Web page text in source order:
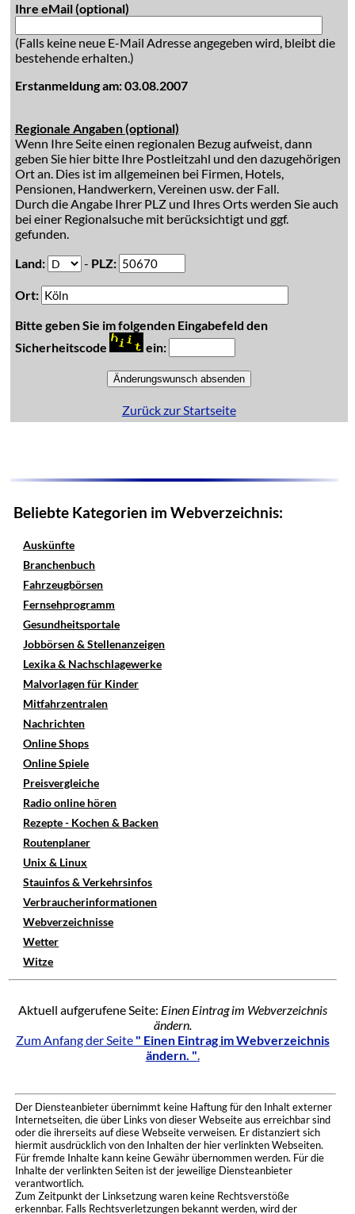
Ihre eMail (optional)
(Falls keine neue E-Mail Adresse angegeben wird, bleibt die
bestehende erhalten.)
Erstanmeldung am: 03.08.2007
Regionale Angaben (optional)
Wenn Ihre Seite einen regionalen Bezug aufweist, dann
geben Sie hier bitte Ihre Postleitzahl und den dazugehörigen
Ort an. Dies ist im allgemeinen bei Firmen, Hotels,
Pensionen, Handwerkern, Vereinen usw. der Fall.
Durch die Angabe Ihrer PLZ und Ihres Orts werden Sie auch
bei einer Regionalsuche mit berücksichtigt und ggf.
gefunden.
Land:
- PLZ:
Ort:
Bitte geben Sie im folgenden Eingabefeld den
Sicherheitscode
ein:
Zurück zur Startseite
Beliebte Kategorien im Webverzeichnis:
Auskünfte
Branchenbuch
Fahrzeugbörsen
Fernsehprogramm
Gesundheitsportale
Jobbörsen & Stellenanzeigen
Lexika & Nachschlagewerke
Malvorlagen für Kinder
Mitfahrzentralen
Nachrichten
Online Shops
Online Spiele
Preisvergleiche
Radio online hören
Rezepte - Kochen & Backen
Routenplaner
Unix & Linux
Stauinfos & Verkehrsinfos
Verbraucherinformationen
Webverzeichnisse
Wetter
Witze
Aktuell aufgerufene Seite: Einen Eintrag im Webverzeichnis
ändern.
Zum Anfang der Seite " Einen Eintrag im Webverzeichnis
ändern. ".
Der Diensteanbieter übernimmt keine Haftung für den Inhalt externer
Internetseiten, die über Links von dieser Webseite aus erreichbar sind
oder die ihrerseits auf diese Webseite verweisen. Er distanziert sich
hiermit ausdrücklich von den Inhalten der hier verlinkten Webseiten.
Für fremde Inhalte kann keine Gewähr übernommen werden. Für die
Inhalte der verlinkten Seiten ist der jeweilige Diensteanbieter
verantwortlich.
Zum Zeitpunkt der Linksetzung waren keine Rechtsverstöße
erkennbar. Falls Rechtsverletzungen bekannt werden, wird der